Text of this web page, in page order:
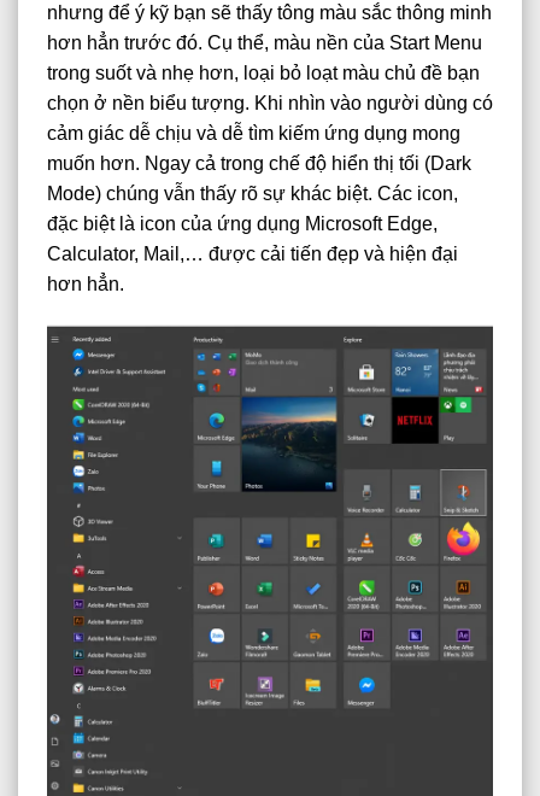
nhưng để ý kỹ bạn sẽ thấy tông màu sắc thông minh
hơn hẳn trước đó. Cụ thể, màu nền của Start Menu
trong suốt và nhẹ hơn, loại bỏ loạt màu chủ đề bạn
chọn ở nền biểu tượng. Khi nhìn vào người dùng có
cảm giác dễ chịu và dễ tìm kiếm ứng dụng mong
muốn hơn. Ngay cả trong chế độ hiển thị tối (Dark
Mode) chúng vẫn thấy rõ sự khác biệt. Các icon,
đặc biệt là icon của ứng dụng Microsoft Edge,
Calculator, Mail,… được cải tiến đẹp và hiện đại
hơn hẳn.